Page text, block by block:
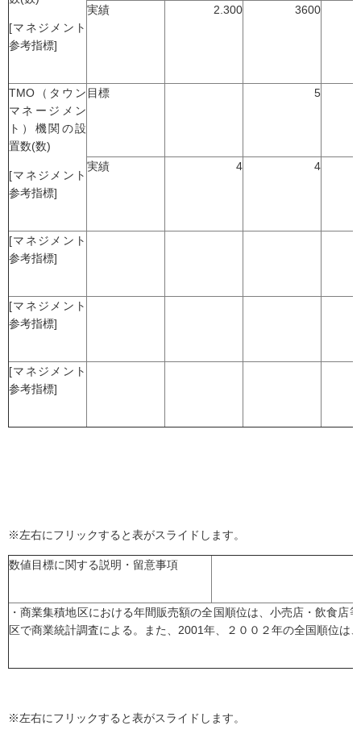
[マネジメント
参考指標]
実績 2.300 3600
TMO（タウン
マネージメン
ト）機関の設
置数(数)
[マネジメント
参考指標]
目標 5
実績 4 4
[マネジメント
参考指標]
[マネジメント
参考指標]
[マネジメント
参考指標]
※左右にフリックすると表がスライドします。
数値目標に関する説明・留意事項
・商業集積地区における年間販売額の全国順位は、小売店・飲食店
区で商業統計調査による。また、2001年、２００２年の全国順位は
※左右にフリックすると表がスライドします。